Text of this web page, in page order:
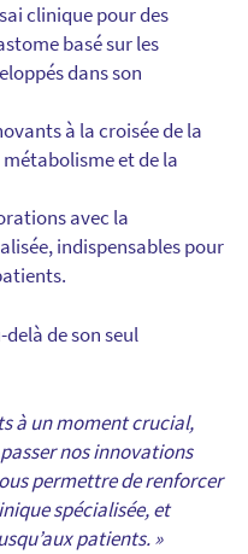
clinique pour des
basé sur les
dans son
à la croisée de la
et de la
avec la
indispensables pour
delà de son seul
à un moment crucial,
nos innovations
permettre de renforcer
spécialisée, et
patients. »